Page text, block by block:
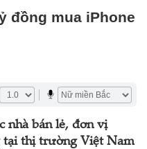
đồng mua iPhone
nhà bán lẻ, đơn vị
thị trường Việt Nam